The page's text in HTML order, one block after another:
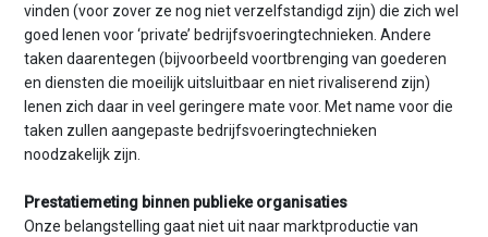
vinden (voor zover ze nog niet verzelfstandigd zijn) die zich wel
goed lenen voor ‘private’ bedrijfsvoeringtechnieken. Andere
taken daarentegen (bijvoorbeeld voortbrenging van goederen
en diensten die moeilijk uitsluitbaar en niet rivaliserend zijn)
lenen zich daar in veel geringere mate voor. Met name voor die
taken zullen aangepaste bedrijfsvoeringtechnieken
noodzakelijk zijn.
Prestatiemeting binnen publieke organisaties
Onze belangstelling gaat niet uit naar marktproductie van